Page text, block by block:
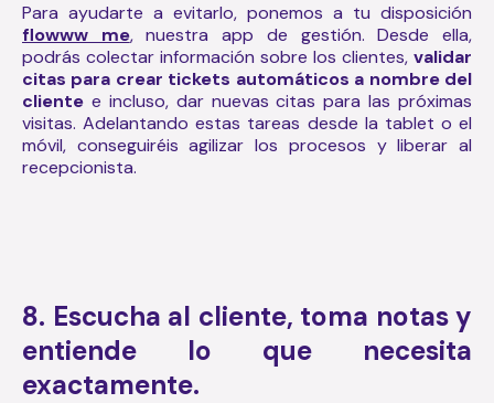
Para ayudarte a evitarlo, ponemos a tu disposición
flowww me, nuestra app de gestión. Desde ella,
podrás colectar información sobre los clientes, validar
citas para crear tickets automáticos a nombre del
cliente e incluso, dar nuevas citas para las próximas
visitas. Adelantando estas tareas desde la tablet o el
móvil, conseguiréis agilizar los procesos y liberar al
recepcionista.
8. Escucha al cliente, toma notas y
entiende lo que necesita
exactamente.